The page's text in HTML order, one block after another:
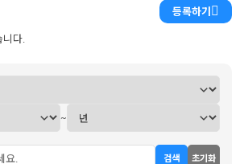
등록하기
니다.
~